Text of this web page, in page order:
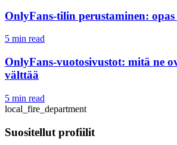
OnlyFans-tilin perustaminen:
5 min read
OnlyFans-vuotosivustot: mitä ne
välttää
5 min read
local_fire_department
Suositellut profiilit